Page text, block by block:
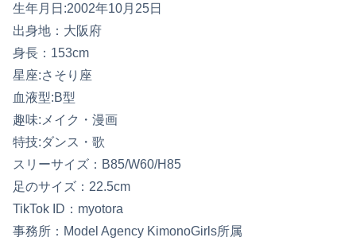
生年月日:2002年10月25日
出身地：大阪府
身長：153cm
星座:さそり座
血液型:B型
趣味:メイク・漫画
特技:ダンス・歌
スリーサイズ：B85/W60/H85
足のサイズ：22.5cm
TikTok ID：myotora
事務所：Model Agency KimonoGirls所属